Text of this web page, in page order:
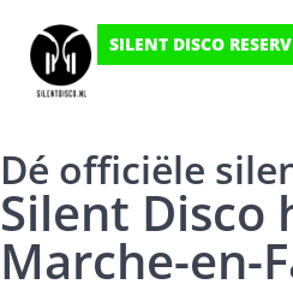
SILENT DISCO
Dé officiële
Silent Disco
Marche-en-